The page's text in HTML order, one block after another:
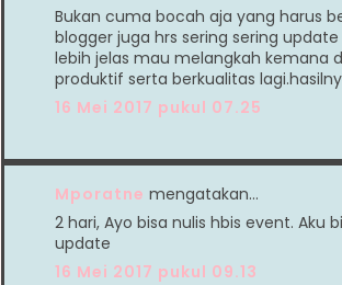
Bukan cuma bocah aja yang harus
blogger juga hrs sering sering
lebih jelas mau melangkah kemana
produktif serta berkualitas
16 Mei 2017 pukul 07.25
Mporatne mengatakan…
2 hari, Ayo bisa nulis hbis event. Aku
update
16 Mei 2017 pukul 09.13